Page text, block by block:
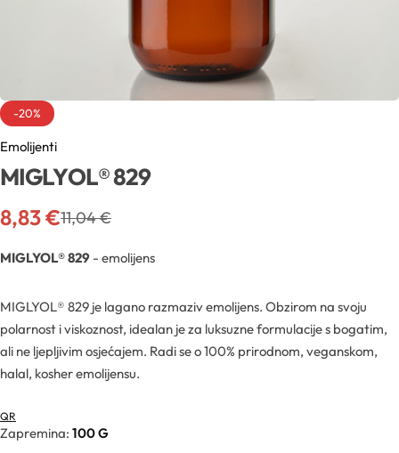
-20%
Emolijenti
MIGLYOL® 829
11,04€
8,83€
MIGLYOL® 829 - emolijens
MIGLYOL® 829 je lagano razmaziv emolijens. Obzirom na svoju
polarnost i viskoznost, idealan je za luksuzne formulacije s bogatim,
ali ne ljepljivim osjećajem. Radi se o 100% prirodnom, veganskom,
halal, kosher emolijensu.
QR
Zapremina 100 G
Aditivi
Aktivne kozmetičke supstancije
Arome
Boje
Cink
Boce
Boce za pjenu
Inhalatori
Kapalice
Teambuilding
Pregledaj epizode
YouTube
Pridruži se Mentorskom
Sve novosti
Edukacije
Sirovine
Recepture
Radionice
Uvjeti sudjelovanja na edukacijama